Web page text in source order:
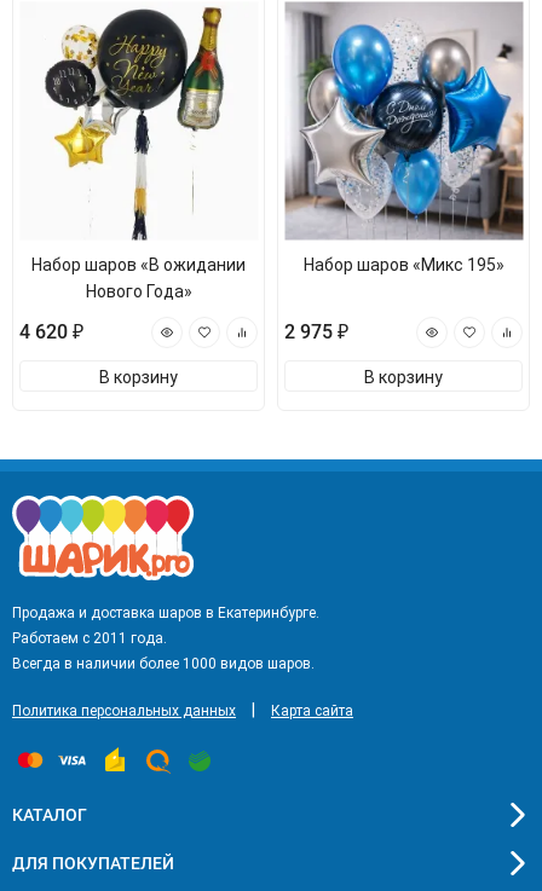
Набор шаров «В ожидании
Нового Года»
4 620 ₽
В корзину
Набор шаров «Микс 195»
2 975 ₽
В корзину
Продажа и доставка шаров в Екатеринбурге.
Работаем с 2011 года.
Всегда в наличии более 1000 видов шаров.
Политика персональных данных Карта сайта
КАТАЛОГ
ДЛЯ ПОКУПАТЕЛЕЙ